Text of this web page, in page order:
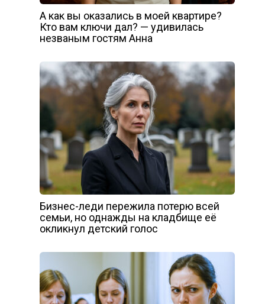
А как вы оказались в моей квартире?
Кто вам ключи дал? — удивилась
незваным гостям Анна
Бизнес-леди пережила потерю всей
семьи, но однажды на кладбище её
окликнул детский голос